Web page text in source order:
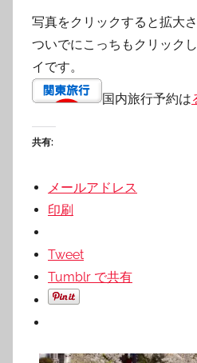
写真をクリックすると拡大さ
ついでにこっちもクリック
イです。
国内旅行予約は
共有:
メールアドレス
印刷
Tweet
Tumblr で共有